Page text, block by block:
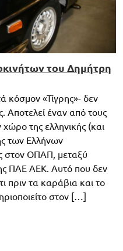
του Δημήτρη
κόσμον «Τίγρης»- δεν
Αποτελεί έναν από τους
της ελληνικής (και
των Ελλήνων
στον ΟΠΑΠ, μεταξύ
ΠΑΕ ΑΕΚ. Αυτό που δεν
πριν τα καράβια και το
στον […]